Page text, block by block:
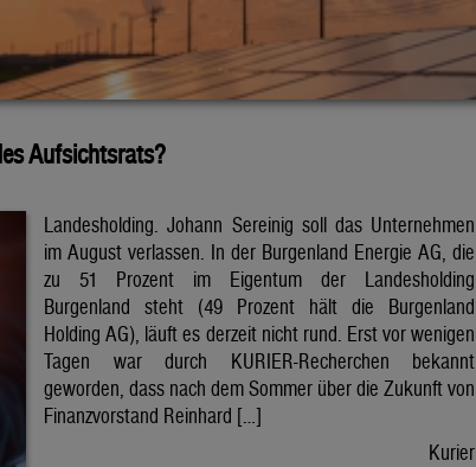
Aufsichtsrats?
Landesholding. Johann Sereinig soll das Unternehmen
im August verlassen. In der Burgenland Energie AG, die
zu 51 Prozent im Eigentum der Landesholding
Burgenland steht (49 Prozent hält die Burgenland
Holding AG), läuft es derzeit nicht rund. Erst vor wenigen
Tagen war durch KURIER-Recherchen bekannt
geworden, dass nach dem Sommer über die Zukunft von
Finanzvorstand Reinhard […]
Kurier